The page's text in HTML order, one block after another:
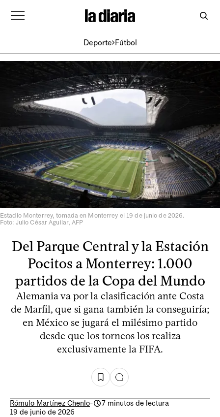
Deporte Fútbol
Estadio Monterrey, tomada en Monterrey el 19 de junio de 2026.
Foto: Julio César Aguilar, AFP
Del Parque Central y la Estación
Pocitos a Monterrey: 1.000
partidos de la Copa del Mundo
Alemania va por la clasificación ante Costa
de Marfil, que si gana también la conseguiría;
en México se jugará el milésimo partido
desde que los torneos los realiza
exclusivamente la FIFA.
Rómulo Martínez Chenlo-
7 minutos de lectura
19 de junio de 2026